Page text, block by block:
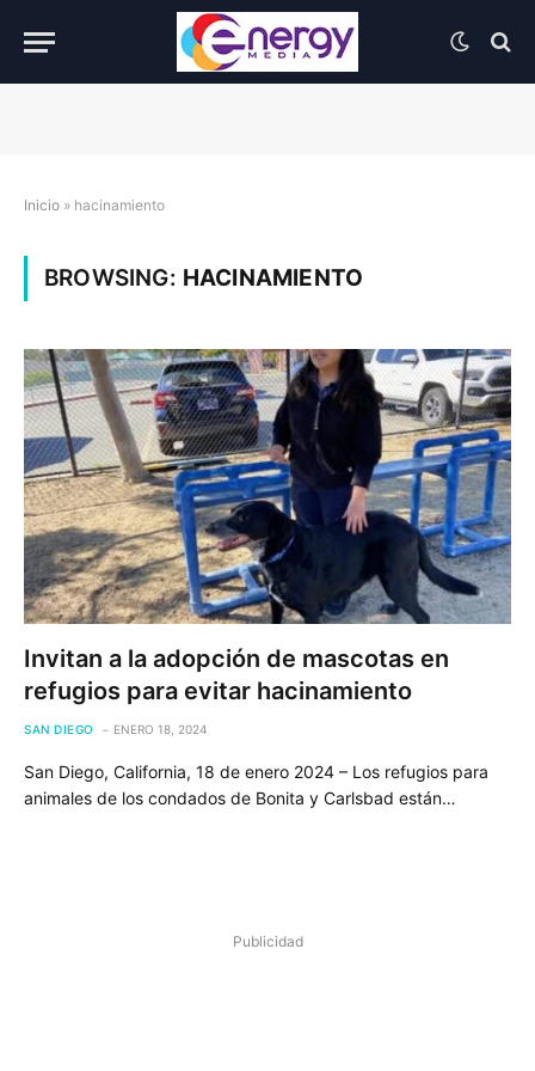
Inicio » hacinamiento
BROWSING: HACINAMIENTO
Invitan a la adopción de mascotas en
refugios para evitar hacinamiento
SAN DIEGO ENERO 18, 2024
San Diego, California, 18 de enero 2024 – Los refugios para
animales de los condados de Bonita y Carlsbad están…
Publicidad